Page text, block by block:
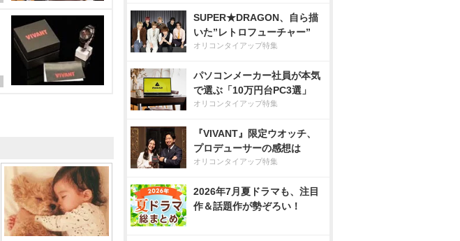
SUPER★DRAGON、自ら描
いた”レトロフューチャー”
オリコンタイアップ特集
パソコンメーカー社員が本気
で選ぶ「10万円台PC3選」
オリコンタイアップ特集
『VIVANT』限定ウオッチ、
プロデューサーの感想は
オリコンタイアップ特集
2026年7月夏ドラマも、注目
作＆話題作が勢ぞろい！